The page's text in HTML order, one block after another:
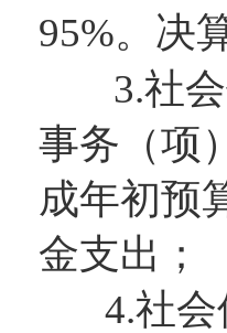
95%。决
3.社
事务（项）
成年初预
金支出 ；
4.社